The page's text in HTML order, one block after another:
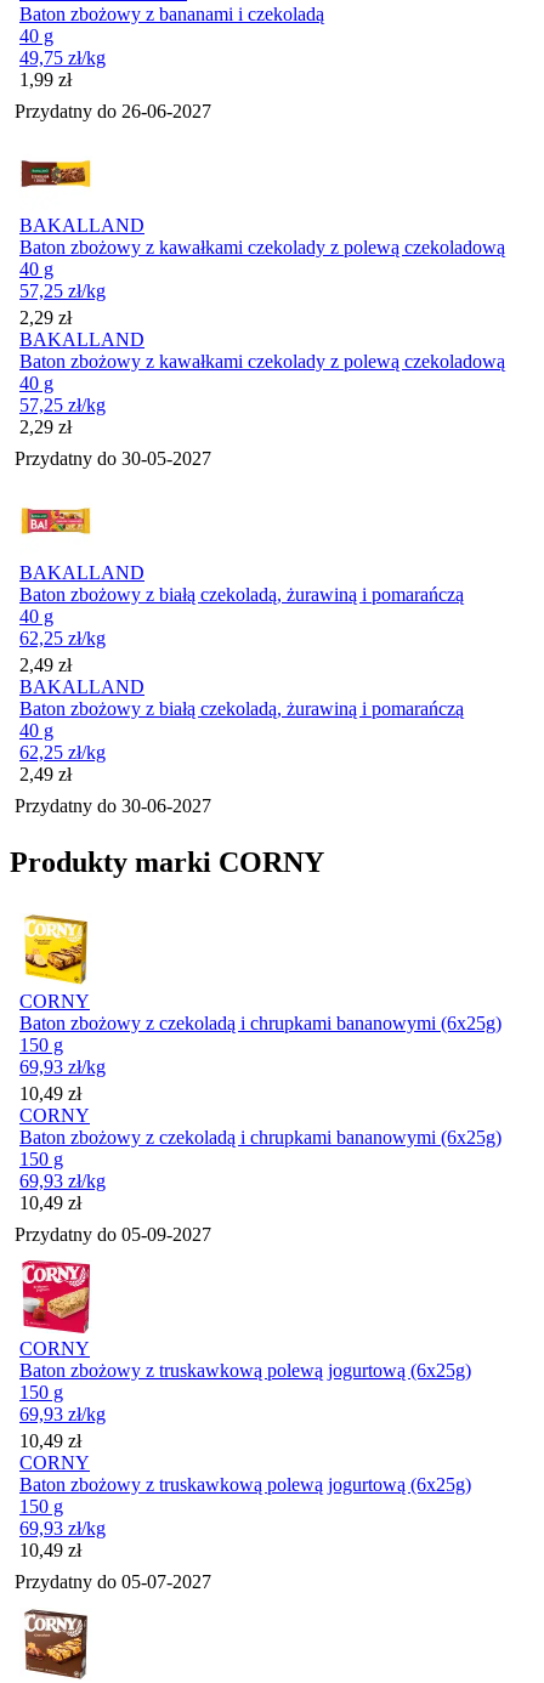
Baton zbożowy z bananami i czekoladą
40 g
49,75 zł/kg
Cena
1,99 zł
Przydatny do 26-06-2027
BAKALLAND
Baton zbożowy z kawałkami czekolady z polewą czekoladową
40 g
57,25 zł/kg
Cena
2,29 zł
BAKALLAND
Baton zbożowy z kawałkami czekolady z polewą czekoladową
40 g
57,25 zł/kg
Cena
2,29 zł
Przydatny do 30-05-2027
BAKALLAND
Baton zbożowy z białą czekoladą, żurawiną i pomarańczą
40 g
62,25 zł/kg
Cena
2,49 zł
BAKALLAND
Baton zbożowy z białą czekoladą, żurawiną i pomarańczą
40 g
62,25 zł/kg
Cena
2,49 zł
Przydatny do 30-06-2027
Produkty marki CORNY
CORNY
Baton zbożowy z czekoladą i chrupkami bananowymi (6x25g)
150 g
69,93 zł/kg
Cena
10,49 zł
CORNY
Baton zbożowy z czekoladą i chrupkami bananowymi (6x25g)
150 g
69,93 zł/kg
Cena
10,49 zł
Przydatny do 05-09-2027
CORNY
Baton zbożowy z truskawkową polewą jogurtową (6x25g)
150 g
69,93 zł/kg
Cena
10,49 zł
CORNY
Baton zbożowy z truskawkową polewą jogurtową (6x25g)
150 g
69,93 zł/kg
Cena
10,49 zł
Przydatny do 05-07-2027